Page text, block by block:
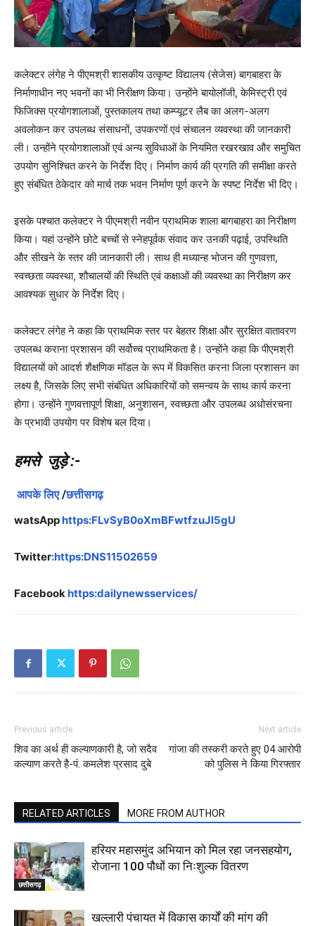
कलेक्टर लंगेह ने पीएमश्री शासकीय उत्कृष्ट विद्यालय (सेजेस) बागबाहरा के
निर्माणाधीन नए भवनों का भी निरीक्षण किया। उन्होंने बायोलॉजी, केमिस्ट्री एवं
फिजिक्स प्रयोगशालाओं, पुस्तकालय तथा कम्प्यूटर लैब का अलग-अलग
अवलोकन कर उपलब्ध संसाधनों, उपकरणों एवं संचालन व्यवस्था की जानकारी
ली। उन्होंने प्रयोगशालाओं एवं अन्य सुविधाओं के नियमित रखरखाव और समुचित
उपयोग सुनिश्चित करने के निर्देश दिए। निर्माण कार्य की प्रगति की समीक्षा करते
हुए संबंधित ठेकेदार को मार्च तक भवन निर्माण पूर्ण करने के स्पष्ट निर्देश भी दिए।
इसके पश्चात कलेक्टर ने पीएमश्री नवीन प्राथमिक शाला बागबाहरा का निरीक्षण
किया। यहां उन्होंने छोटे बच्चों से स्नेहपूर्वक संवाद कर उनकी पढ़ाई, उपस्थिति
और सीखने के स्तर की जानकारी ली। साथ ही मध्यान्ह भोजन की गुणवत्ता,
स्वच्छता व्यवस्था, शौचालयों की स्थिति एवं कक्षाओं की व्यवस्था का निरीक्षण कर
आवश्यक सुधार के निर्देश दिए।
कलेक्टर लंगेह ने कहा कि प्राथमिक स्तर पर बेहतर शिक्षा और सुरक्षित वातावरण
उपलब्ध कराना प्रशासन की सर्वोच्च प्राथमिकता है। उन्होंने कहा कि पीएमश्री
विद्यालयों को आदर्श शैक्षणिक मॉडल के रूप में विकसित करना जिला प्रशासन का
लक्ष्य है, जिसके लिए सभी संबंधित अधिकारियों को समन्वय के साथ कार्य करना
होगा। उन्होंने गुणवत्तापूर्ण शिक्षा, अनुशासन, स्वच्छता और उपलब्ध अधोसंरचना
के प्रभावी उपयोग पर विशेष बल दिया।
हमसे जुड़े:-
आपके लिए/छत्तीसगढ़
watsApp https:FLvSyB0oXmBFwtfzuJl5gU
Twitter:https:DNS11502659
Facebook https:dailynewsservices/
Previous article
शिव का अर्थ ही कल्याणकारी है, जो सदैव
कल्याण करते है-पं. कमलेश प्रसाद दुबे
Next article
गांजा की तस्करी करते हुए 04 आरोपी
को पुलिस ने किया गिरफ्तार
RELATED ARTICLES MORE FROM AUTHOR
छत्तीसगढ़
हरियर महासमुंद अभियान को मिल रहा जनसहयोग,
रोजाना 100 पौधों का निःशुल्क वितरण
खल्लारी पंचायत में विकास कार्यों की मांग की